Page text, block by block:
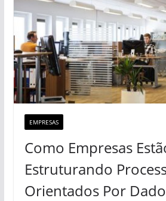
EMPRESAS
Como Empresas
Estruturando
Orientados Por